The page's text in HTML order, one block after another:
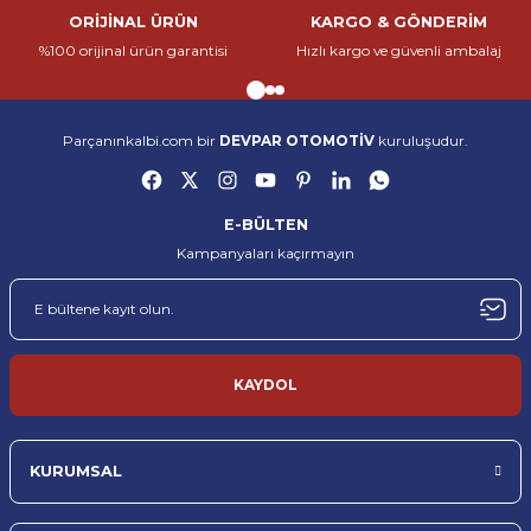
Parçanınkalbi.com, otomotiv yedek parça sektöründe güvenilir, hızlı ve
kaliteli hizmet sunmak amacıyla kurulmuş öncü bir e-ticaret
parçaları en uygun fiyatlarla müşterilerimize ulaştırıyoruz.
Yedek parçanın sadece bir ürün değil, aracın kalbi olduğuna inanıyoruz. Bu
nedenle her siparişi, bir aracın yeniden hayata dönmesine katkı sağlayacak
önemli bir adım olarak görüyoruz. Geniş ürün yelpazemiz, uzman
hem de servislerin tüm ihtiyaçlarına çözüm sunuyoruz.
Parçanınkalbi.com, otomotiv yedek parça sektöründe güvenilir, hızlı ve
kaliteli hizmet sunmak amacıyla kurulmuş öncü bir e-ticaret
platformudur. Her marka ve model araca uygun, %100 orijinal yedek
Yedek parçanın sadece bir ürün değil, aracın kalbi olduğuna inanıyoruz. Bu
nedenle her siparişi, bir aracın yeniden hayata dönmesine katkı sağlayacak
ORİJİNAL ÜRÜN
%100 orijinal ürün garantisi
KARGO & GÖNDERİM
Hızlı kargo ve güvenli ambalaj
Parçanınkalbi.com bir DEVPAR OTOMOTİV kuruluşudur.
KURUMSAL
E-BÜLTEN
Kampanyaları kaçırmayın
KAYDOL